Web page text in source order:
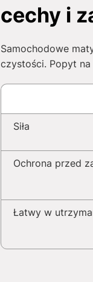
cechy i
Samochodowe
czystości. Popyt
Siła
Ochrona przed
Łatwy w